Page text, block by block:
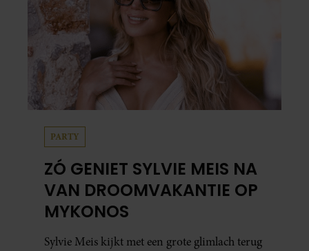
PARTY
ZÓ GENIET SYLVIE MEIS NA
VAN DROOMVAKANTIE OP
MYKONOS
Sylvie Meis kijkt met een grote glimlach terug